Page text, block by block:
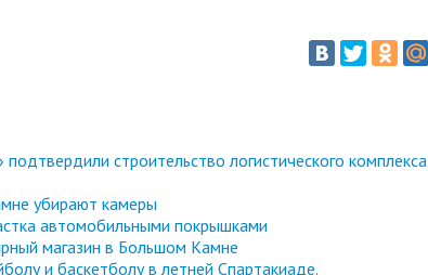
строительство логистического комплекса
убирают камеры
автомобильными покрышками
магазин в Большом Камне
и баскетболу в летней Спартакиаде.